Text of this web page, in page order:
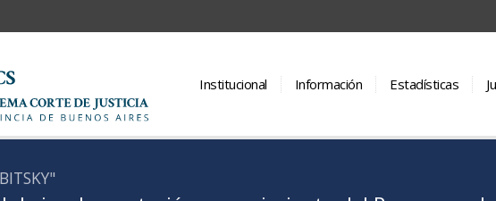
Institucional Información Estadísticas